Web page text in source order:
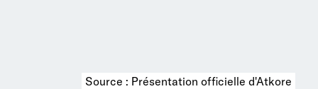
Source : Présentation officielle d'Atkore